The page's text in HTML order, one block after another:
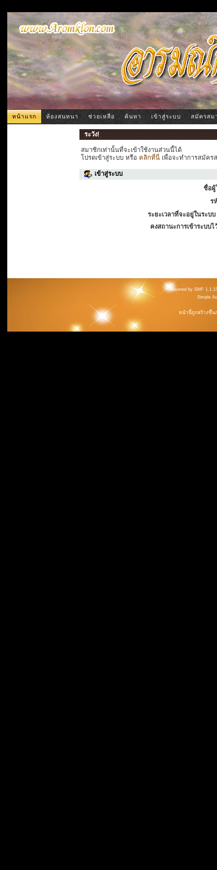
หน้าแรก ห้องสนทนา ช่วยเหลือ ค้นหา เข้าสู่ระบบ สมัครสม
ระวัง!
สมาชิกเท่านั้นที่จะเข้าใช้งานส่วนนี้ได้
โปรดเข้าสู่ระบบ หรือ คลิกที่นี่เพื่อจะทำการสมัคร
เข้าสู่ระบบ
ชื่อผู้
ร
ระยะเวลาที่จะอยู่ในระบ
คงสถานะการเข้าระบบไ
Powered by SMF
Simple
หน้านี้ถูกสร้างขึ้น